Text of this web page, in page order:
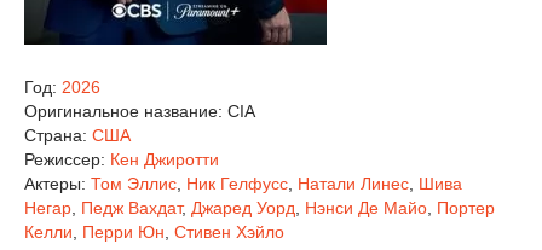
Год: 2026
Оригинальное название: CIA
Страна: США
Режиссер: Кен Джиротти
Актеры: Том Эллис Ник Гелфусс Натали Линес Шива
Негар Педж Вахдат, Джаред Уорд Нэнси Де Майо Портер
Келли
Перри Юн Стивен Хэйло